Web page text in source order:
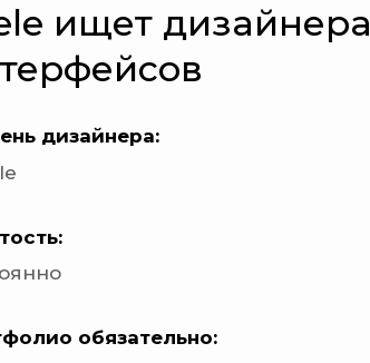
ищет дизайнера
дизайнера:
обязательно: